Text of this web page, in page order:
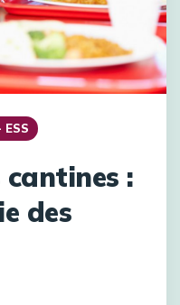
cantines :
des